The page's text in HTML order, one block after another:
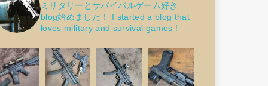
ミリタリーとサバイバルゲーム好き
blog始めました！
I started a blog that
loves military and survival games !